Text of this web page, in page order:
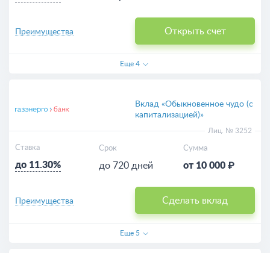
Открыть счет
Преимущества
Еще 4
Вклад «Обыкновенное чудо (с
капитализацией)»
Лиц. № 3252
Ставка
до 11.30%
Срок
до 720 дней
Сумма
от 10 000 ₽
Сделать вклад
Преимущества
Еще 5